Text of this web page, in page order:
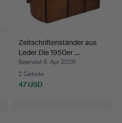
Zeitschriftenständer aus
Leder Die 1950er …
Beendet 6. Apr 2026
2 Gebote
47 USD